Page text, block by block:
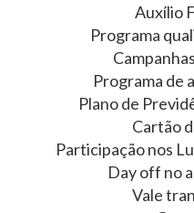
Auxílio
Programa
Programa de
Plano de
Cartão
Participação nos
Day off no
Vale